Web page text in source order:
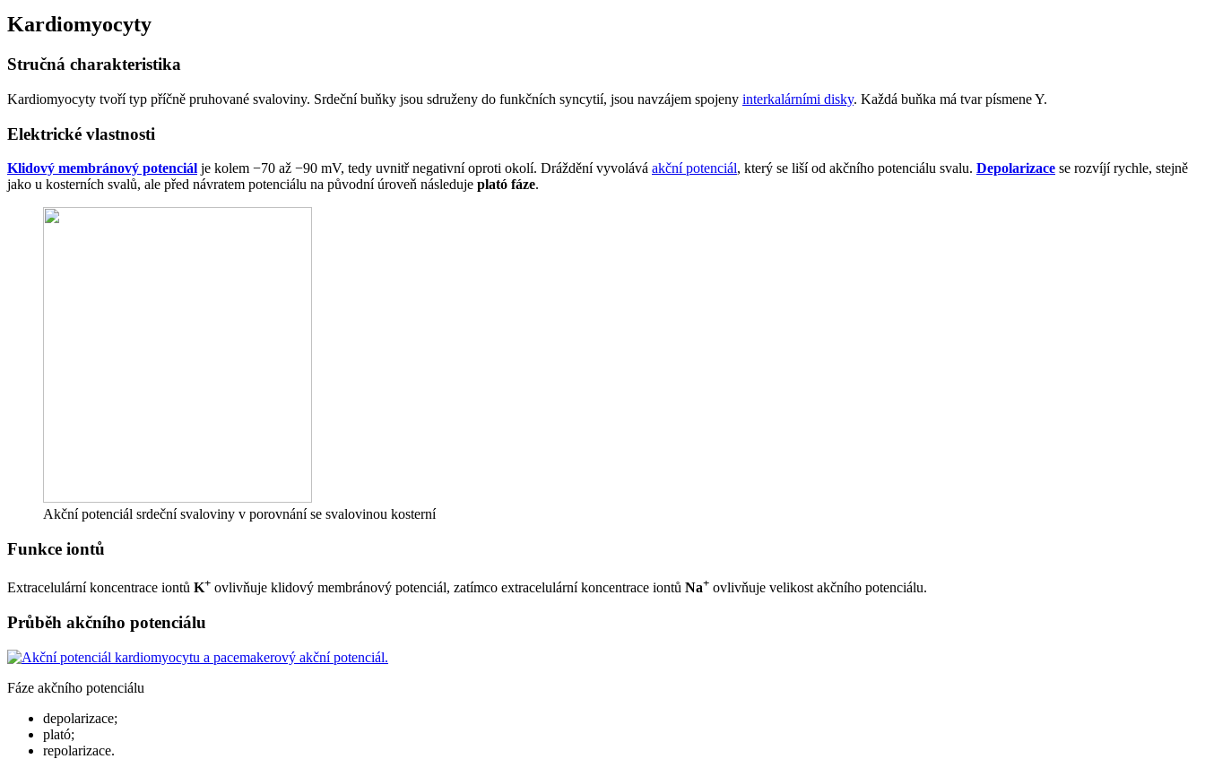
Kardiomyocyty
Stručná charakteristika
Kardiomyocyty tvoří typ příčně pruhované svaloviny. Srdeční buňky jsou sdruženy do funkčních syncytií, jsou navzájem spojeny interkalárními disky. Každá buňka má tvar písmene Y.
Elektrické vlastnosti
Klidový membránový potenciál je kolem −70 až −90 mV, tedy uvnitř negativní oproti okolí. Dráždění vyvolává akční potenciál, který se liší od akčního potenciálu svalu. Depolarizace se rozvíjí rychle, stejně
jako u kosterních svalů, ale před návratem potenciálu na původní úroveň následuje plató fáze.
Akční potenciál srdeční svaloviny v porovnání se svalovinou kosterní
Funkce iontů
Extracelulární koncentrace iontů K+ ovlivňuje klidový membránový potenciál, zatímco extracelulární koncentrace iontů Na+ ovlivňuje velikost akčního potenciálu.
Průběh akčního potenciálu
Fáze akčního potenciálu
depolarizace;
plató;
repolarizace.